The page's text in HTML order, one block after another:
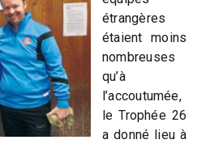
étrangères
étaient moins
nombreuses
qu’à
l’accoutumée,
le Trophée 26
a donné lieu à